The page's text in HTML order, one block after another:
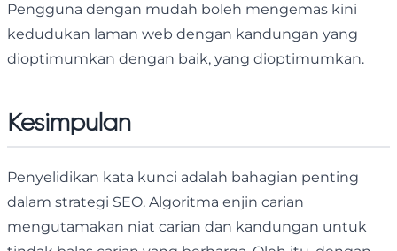
Pengguna dengan mudah boleh mengemas kini
kedudukan laman web dengan kandungan yang
dioptimumkan dengan baik, yang dioptimumkan.
Kesimpulan
Penyelidikan kata kunci adalah bahagian penting
dalam strategi SEO. Algoritma enjin carian
mengutamakan niat carian dan kandungan untuk